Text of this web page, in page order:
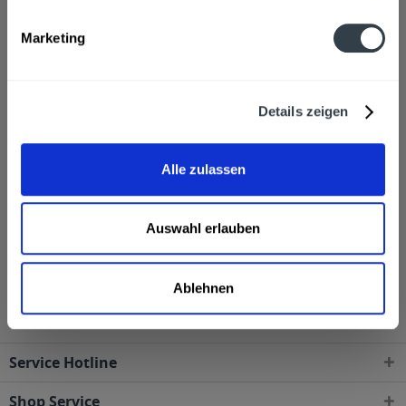
Marketing
Details zeigen
Alle zulassen
Auswahl erlauben
Ablehnen
Vaihinger kleine Flaschen mit 0,2l Flaschengröße. Im hippen
Start-Up-Büro darf im Kühlschrank neben dem Kicker-Tisch
Arbeitskollegen ist gesorgt. Ob Brinhoff's, Becks, Radeberger
Sie das Kontaktformular.
Viel Spaß bei der Arbeit und beim Bestellen.
Service Hotline
Shop Service